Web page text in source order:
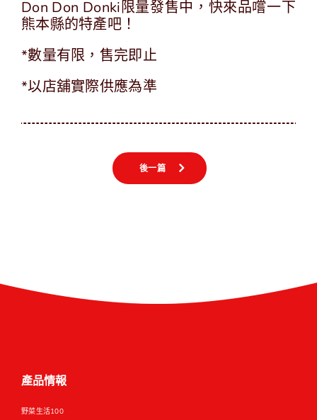
Don Don Donki限量發售中，快來品嚐一下
熊本縣的特產吧！
*數量有限，售完即止
*以店舖實際供應為準
後一篇
產品情報
野菜生活100